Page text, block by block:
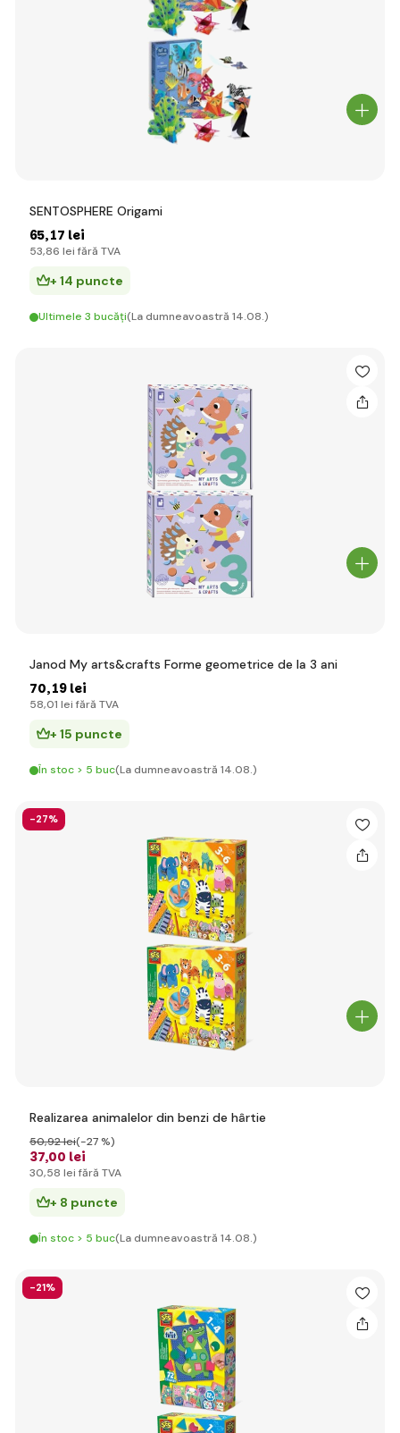
SENTOSPHERE Origami
65,17 lei
53,86 lei fără TVA
+ 14 puncte
Ultimele 3 bucăți(La dumneavoastră 14.08.)
Janod My arts&crafts Forme geometrice de la 3 ani
70,19 lei
58,01 lei fără TVA
+ 15 puncte
În stoc > 5 buc(La dumneavoastră 14.08.)
-27%
Realizarea animalelor din benzi de hârtie
37,00 lei
50,92 lei(-27 %)
30,58 lei fără TVA
+ 8 puncte
În stoc > 5 buc(La dumneavoastră 14.08.)
-21%